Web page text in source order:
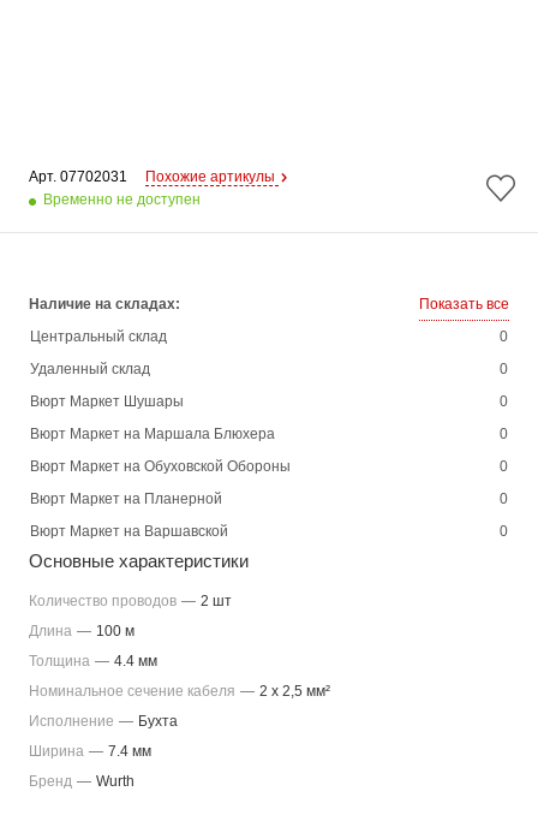
Арт. 07702031
Похожие артикулы
Временно не доступен
Наличие на складах:
Показать все
Центральный склад
0
Удаленный склад
0
Вюрт Маркет Шушары
0
Вюрт Маркет на Маршала Блюхера
0
Вюрт Маркет на Обуховской Обороны
0
Вюрт Маркет на Планерной
0
Вюрт Маркет на Варшавской
0
Основные характеристики
Количество проводов — 2 шт
Длина — 100 м
Толщина — 4.4 мм
Номинальное сечение кабеля — 2 x 2,5 мм²
Исполнение — Бухта
Ширина — 7.4 мм
Бренд — Wurth